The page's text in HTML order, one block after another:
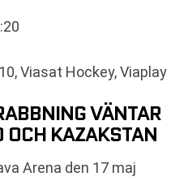
Viasat Hockey, Viaplay
VÄNTAR
OCH KAZAKSTAN
Arena den 17 maj